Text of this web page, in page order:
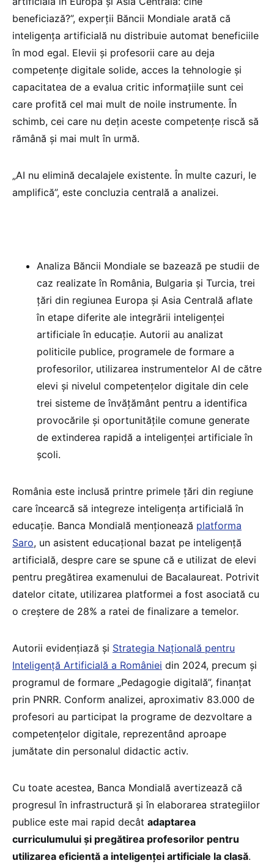
beneficiază?”, experții Băncii Mondiale arată că
inteligența artificială nu distribuie automat beneficiile
în mod egal. Elevii și profesorii care au deja
competențe digitale solide, acces la tehnologie și
capacitatea de a evalua critic informațiile sunt cei
care profită cel mai mult de noile instrumente. În
schimb, cei care nu dețin aceste competențe riscă să
rămână și mai mult în urmă.
„AI nu elimină decalajele existente. În multe cazuri, le
amplifică”, este concluzia centrală a analizei.
Analiza Băncii Mondiale se bazează pe studii de
caz realizate în România, Bulgaria și Turcia, trei
țări din regiunea Europa și Asia Centrală aflate
în etape diferite ale integrării inteligenței
artificiale în educație. Autorii au analizat
politicile publice, programele de formare a
profesorilor, utilizarea instrumentelor AI de către
elevi și nivelul competențelor digitale din cele
trei sisteme de învățământ pentru a identifica
provocările și oportunitățile comune generate
de extinderea rapidă a inteligenței artificiale în
școli.
România este inclusă printre primele țări din regiune
care încearcă să integreze inteligența artificială în
educație. Banca Mondială menționează platforma
Saro, un asistent educațional bazat pe inteligență
artificială, despre care se spune că e utilizat de elevi
pentru pregătirea examenului de Bacalaureat. Potrivit
datelor citate, utilizarea platformei a fost asociată cu
o creștere de 28% a ratei de finalizare a temelor.
Autorii evidențiază și Strategia Națională pentru
Inteligență Artificială a României din 2024, precum și
programul de formare „Pedagogie digitală”, finanțat
prin PNRR. Conform analizei, aproximativ 83.000 de
profesori au participat la programe de dezvoltare a
competențelor digitale, reprezentând aproape
jumătate din personalul didactic activ.
Cu toate acestea, Banca Mondială avertizează că
progresul în infrastructură și în elaborarea strategiilor
publice este mai rapid decât adaptarea
curriculumului și pregătirea profesorilor pentru
utilizarea eficientă a inteligenței artificiale la clasă.